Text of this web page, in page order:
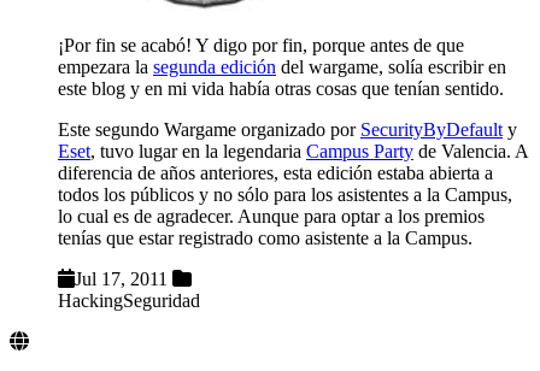
¡Por fin se acabó! Y digo por fin, porque antes de que
empezara la segunda edición del wargame, solía escribir en
este blog y en mi vida había otras cosas que tenían sentido.
Este segundo Wargame organizado por SecurityByDefault y
Eset, tuvo lugar en la legendaria Campus Party de Valencia. A
diferencia de años anteriores, esta edición estaba abierta a
todos los públicos y no sólo para los asistentes a la Campus,
lo cual es de agradecer. Aunque para optar a los premios
tenías que estar registrado como asistente a la Campus.
Jul 17, 2011
HackingSeguridad